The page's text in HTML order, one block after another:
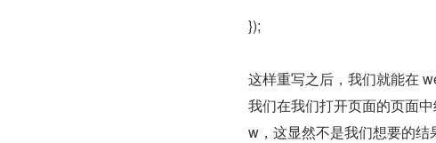
});
这样重写之后，我们就能在
我们在我们打开页面的页面
w，这显然不是我们想要的结